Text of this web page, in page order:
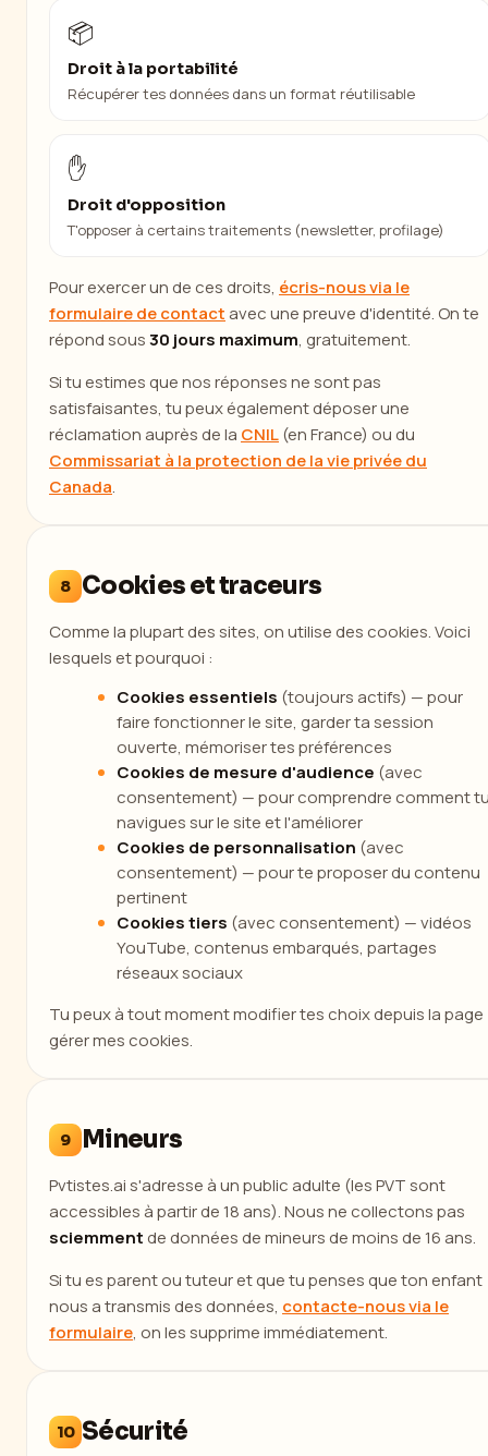
📦
Droit à la portabilité
Récupérer tes données dans un format réutilisable
✋
Droit d'opposition
T'opposer à certains traitements (newsletter, profilage)
Pour exercer un de ces droits, écris-nous via le
formulaire de contact avec une preuve d'identité. On te
répond sous30 jours maximum, gratuitement.
Si tu estimes que nos réponses ne sont pas
satisfaisantes, tu peux également déposer une
réclamation auprès de la CNIL(en France) ou du
Commissariat à la protection de la vie privée du
Canada.
8 Cookies et traceurs
Comme la plupart des sites, on utilise des cookies. Voici
lesquels et pourquoi :
Cookies essentiels (toujours actifs) — pour
faire fonctionner le site, garder ta session
ouverte, mémoriser tes préférences
Cookies de mesure d'audience (avec
consentement) — pour comprendre comment
navigues sur le site et l'améliorer
Cookies de personnalisation (avec
consentement) — pour te proposer du contenu
pertinent
Cookies tiers (avec consentement) — vidéos
YouTube, contenus embarqués, partages
réseaux sociaux
Tu peux à tout moment modifier tes choix depuis la page
gérer mes cookies.
9 Mineurs
Pvtistes.ai s'adresse à un public adulte (les PVT sont
accessibles à partir de 18 ans). Nous ne collectons pas
sciemment de données de mineurs de moins de 16 ans.
Si tu es parent ou tuteur et que tu penses que ton enfant
nous a transmis des données, contacte-nous via le
formulaire, on les supprime immédiatement.
10 Sécurité